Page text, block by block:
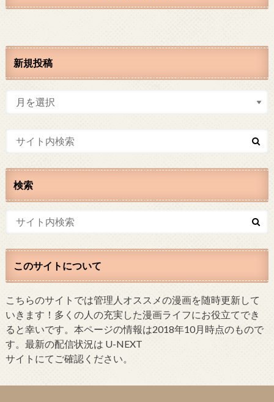
新規投稿
検索
このサイトについて
こちらのサイトでは管理人オススメの漫画を随時更新して
いきます！多くの人の充実した漫画ライフにお役立てでき
ると幸いです。本ページの情報は2018年10月時点のもので
す。最新の配信状況は U-NEXT
サイトにてご確認ください。